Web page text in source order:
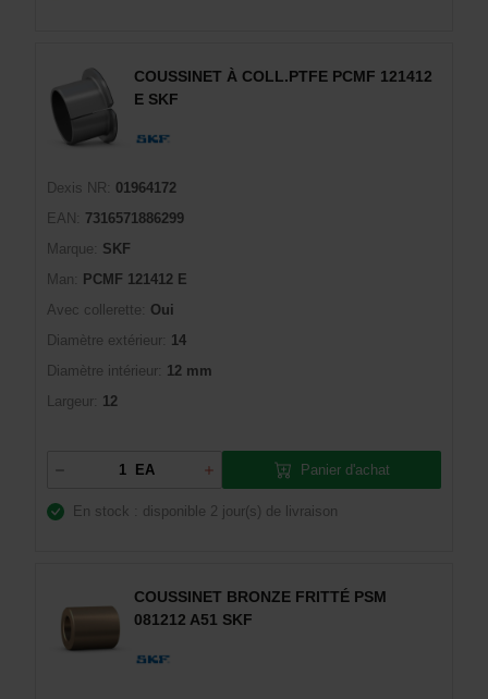
COUSSINET À COLL.PTFE PCMF 121412
E SKF
Dexis NR:
01964172
EAN:
7316571886299
Marque:
SKF
Man:
PCMF 121412 E
Avec collerette:
Oui
Diamètre extérieur: 14
Diamètre intérieur: 12 mm
Largeur: 12
EA Panier d'achat
En stock : disponible 2 jour(s) de livraison
COUSSINET BRONZE FRITTÉ PSM
081212 A51 SKF